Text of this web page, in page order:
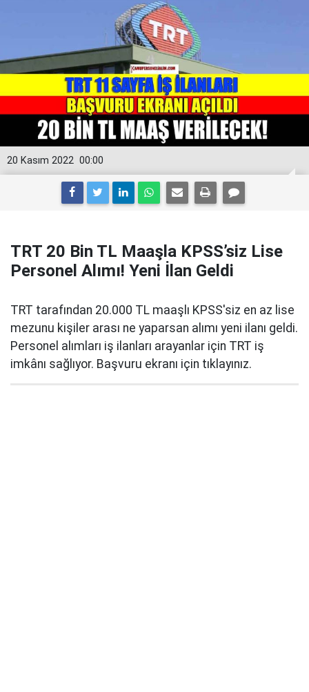
00:00
20 Kasım 2022
TRT 20 Bin TL Maaşla KPSS’siz Lise
Personel Alımı! Yeni İlan Geldi
TRT tarafından 20.000 TL maaşlı KPSS'siz en az lise
mezunu kişiler arası ne yaparsan alımı yeni ilanı geldi.
Personel alımları iş ilanları arayanlar için TRT iş
imkânı sağlıyor. Başvuru ekranı için tıklayınız.